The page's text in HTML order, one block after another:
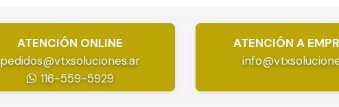
ATENCIÓN ONLINE
pedidos@vtxsoluciones.ar
116-559-5929
ATENCIÓN A